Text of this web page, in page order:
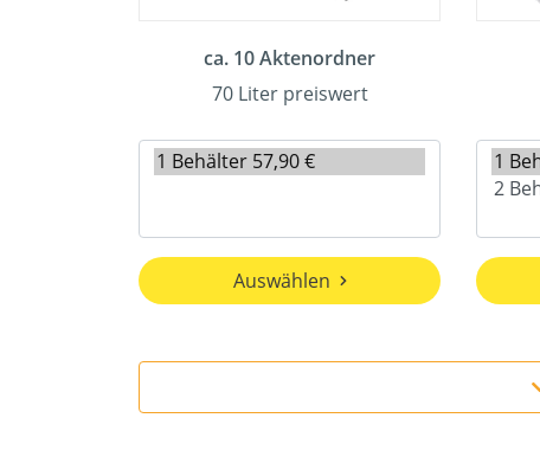
ca. 10 Aktenordner
70 Liter preiswert
Auswählen